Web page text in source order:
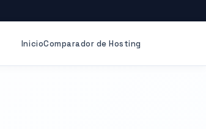
InicioComparador de Hosting